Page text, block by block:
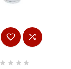
 
   